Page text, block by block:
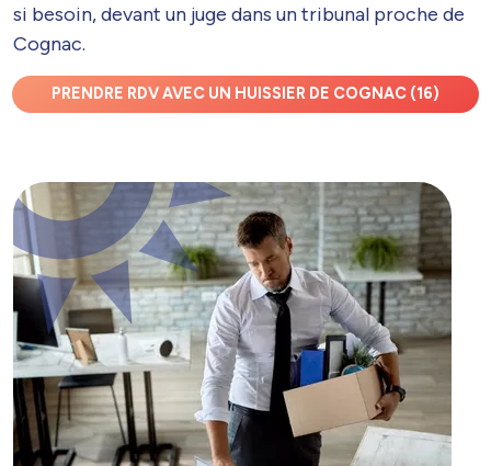
si besoin, devant un juge dans un tribunal proche de
Cognac.
PRENDRE RDV AVEC UN HUISSIER DE COGNAC (16)